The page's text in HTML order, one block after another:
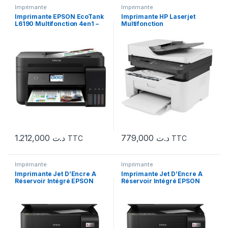
Imprimante
Imprimante EPSON EcoTank
L6190 Multifonction 4en1 –
د.ت TTC
Imprimante
Imprimante HP Laserjet
Multifonction
د.ت TTC
Imprimante
Imprimante Jet D’Encre À
Réservoir Intégré EPSON
Imprimante
Imprimante Jet D’Encre À
Réservoir Intégré EPSON